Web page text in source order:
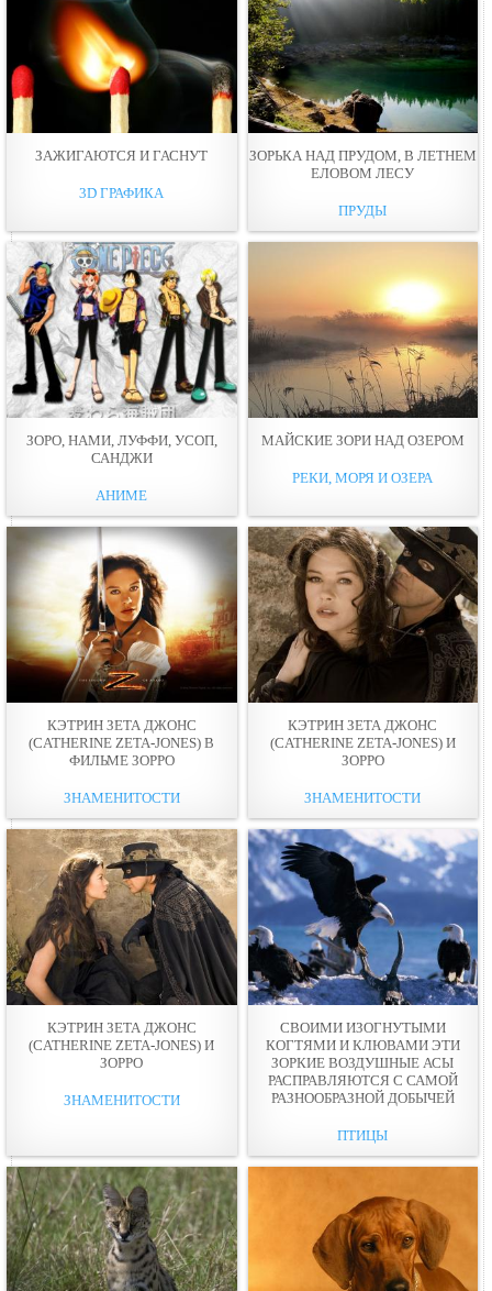
ЗАЖИГАЮТСЯ И ГАСНУТ
3D ГРАФИКА
ЗОРЬКА НАД ПРУДОМ, В ЛЕТНЕМ
ЕЛОВОМ ЛЕСУ
ПРУДЫ
ЗОРО, НАМИ, ЛУФФИ, УСОП,
САНДЖИ
АНИМЕ
МАЙСКИЕ ЗОРИ НАД ОЗЕРОМ
РЕКИ, МОРЯ И ОЗЕРА
КЭТРИН ЗЕТА ДЖОНС
(CATHERINE ZETA-JONES) В
ФИЛЬМЕ ЗОРРО
ЗНАМЕНИТОСТИ
КЭТРИН ЗЕТА ДЖОНС
(CATHERINE ZETA-JONES) И
ЗОРРО
ЗНАМЕНИТОСТИ
КЭТРИН ЗЕТА ДЖОНС
(CATHERINE ZETA-JONES) И
ЗОРРО
ЗНАМЕНИТОСТИ
СВОИМИ ИЗОГНУТЫМИ
КОГТЯМИ И КЛЮВАМИ ЭТИ
ЗОРКИЕ ВОЗДУШНЫЕ АСЫ
РАСПРАВЛЯЮТСЯ С САМОЙ
РАЗНООБРАЗНОЙ ДОБЫЧЕЙ
ПТИЦЫ